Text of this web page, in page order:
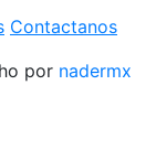
Contactanos
por nadermx